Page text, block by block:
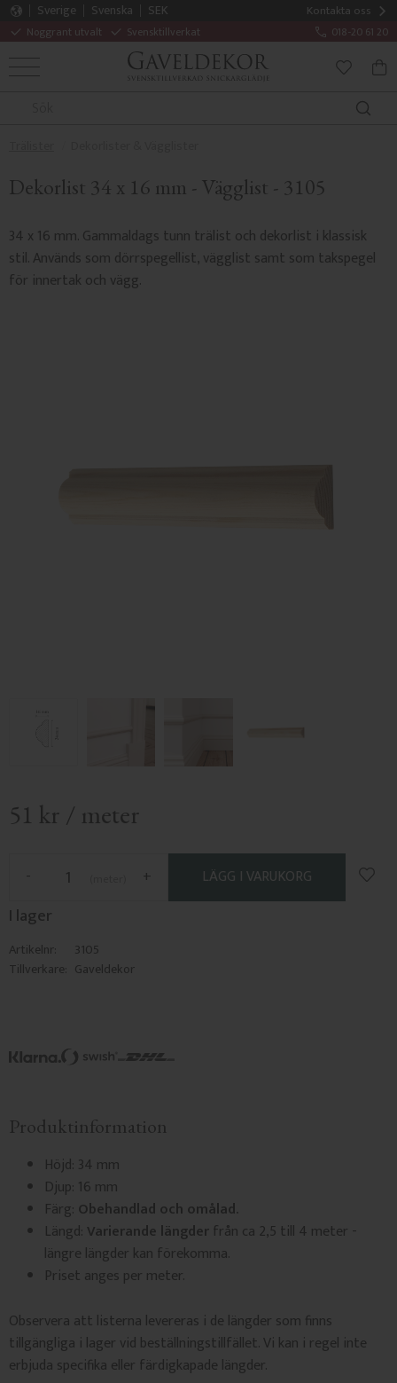
Kontakta oss
Noggrant utvalt Svensktillverkat 018-20 61 20
Sverige Svenska
SEK
MENY
Dekorlist 34 x 16 mm - Vägglist - 3105
34 x 16 mm. Gammaldags tunn trälist och dekorlist i klassisk
stil. Används som dörrspegellist, vägglist samt som takspegel
för innertak och vägg.
51 kr / meter
+
-
I lager
Artikelnr
3105
Tillverkare Gaveldekor
Produktinformation
Höjd: 34 mm
Djup: 16 mm
Färg: Obehandlad och omålad.
Längd: Varierande längderfrån ca 2,5 till 4 meter -
längre längder kan förekomma.
Priset anges per meter.
Observera att listerna levereras i de längder som finns
tillgängliga i lager vid beställningstillfället. Vi kan i regel inte
erbjuda specifika eller färdigkapade längder.